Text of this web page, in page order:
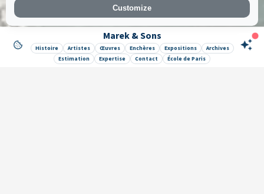
Marek & Sons
Histoire Artistes Œuvres Enchères Expositions
Archives
Estimation
Expertise Contact École de Paris
Like it ? Share it !
Customize